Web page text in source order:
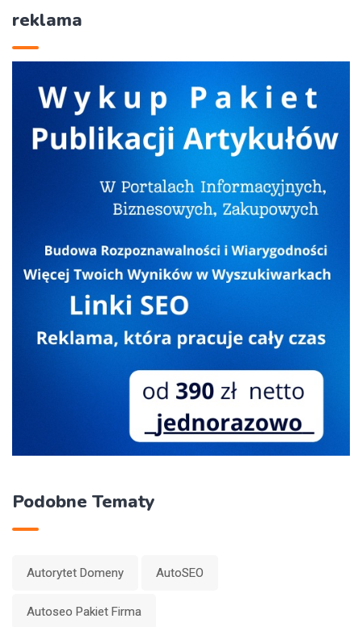
reklama
Podobne Tematy
Autorytet Domeny AutoSEO
Autoseo Pakiet Firma